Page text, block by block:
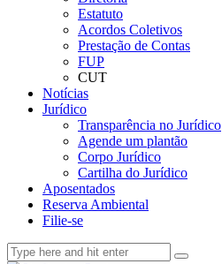
Estatuto
Acordos Coletivos
Prestação de Contas
FUP
CUT
Notícias
Jurídico
Transparência no Jurídico
Agende um plantão
Corpo Jurídico
Cartilha do Jurídico
Aposentados
Reserva Ambiental
Filie-se